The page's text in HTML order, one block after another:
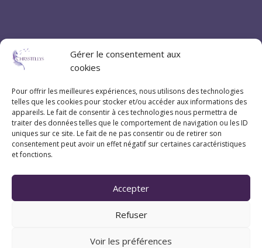
Gérer le consentement aux
cookies
Pour offrir les meilleures expériences, nous utilisons des technologies
telles que les cookies pour stocker et/ou accéder aux informations des
appareils. Le fait de consentir à ces technologies nous permettra de
traiter des données telles que le comportement de navigation ou les ID
uniques sur ce site. Le fait de ne pas consentir ou de retirer son
consentement peut avoir un effet négatif sur certaines caractéristiques
et fonctions.
Accepter
Refuser
Voir les préférences
Du lundi au vendredi : 9h-12h / 13h-18h
Le samedi : 9h-12h